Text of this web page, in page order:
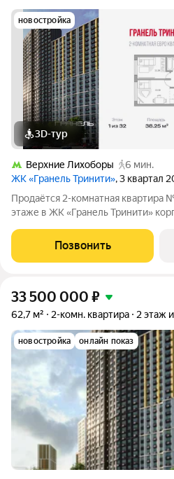
новостройка
3D-тур
Верхние Лихоборы
6 мин.
ЖК «Гранель Тринити», 3 квартал
Продаётся 2-комнатная квартира
этаже в ЖК «Гранель Тринити»
односторонняя, окна во двор.
Тринити» расположен на севере
Позвонить
33 500 000 ₽
62,7 м² 2-комн. квартира 2 этаж
новостройка онлайн показ